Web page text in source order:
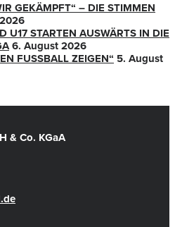
GEKÄMPFT“ – DIE STIMMEN
U17 STARTEN AUSWÄRTS IN DIE
6. August 2026
FUSSBALL ZEIGEN“
5. August
& Co. KGaA